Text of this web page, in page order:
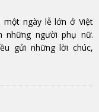
một ngày lễ lớn ở Việt
những người phụ nữ.
gửi những lời chúc,